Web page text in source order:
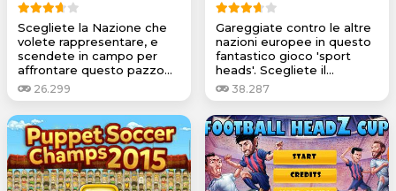
Scegliete la Nazione che
volete rappresentare, e
scendete in campo per
affrontare questo pazzo...
26.299
Gareggiate contro le altre
nazioni europee in questo
fantastico gioco 'sport
heads'. Scegliete il...
38.287